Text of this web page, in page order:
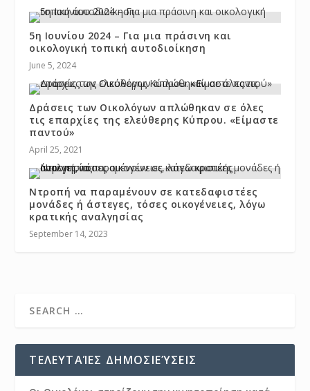
5η Ιουνίου 2024 – Για μια πράσινη και
οικολογική τοπική αυτοδιοίκηση
June 5, 2024
Δράσεις των Οικολόγων απλώθηκαν σε όλες
τις επαρχίες της ελεύθερης Κύπρου. «Είμαστε
παντού»
April 25, 2021
Ντροπή να παραμένουν σε κατεδαφιστέες
μονάδες ή άστεγες, τόσες οικογένειες, λόγω
κρατικής αναλγησίας
September 14, 2023
ΤΕΛΕΥΤΑΊΕΣ ΔΗΜΟΣΙΕΎΣΕΙΣ